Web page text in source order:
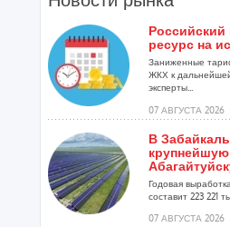
ресурс на
Заниженные
ЖКХ к
эксперты...
07 АВГУСТА 2026
В
Годовая
составит 223 221
07 АВГУСТА 2026